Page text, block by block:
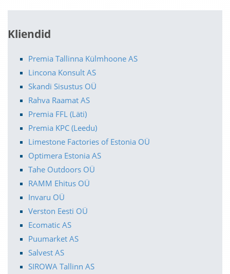
Kliendid
Premia Tallinna Külmhoone AS
Lincona Konsult AS
Skandi Sisustus OÜ
Rahva Raamat AS
Premia FFL (Läti)
Premia KPC (Leedu)
Limestone Factories of Estonia OÜ
Optimera Estonia AS
Tahe Outdoors OÜ
RAMM Ehitus OÜ
Invaru OÜ
Verston Eesti OÜ
Ecomatic AS
Puumarket AS
Salvest AS
SIROWA Tallinn AS